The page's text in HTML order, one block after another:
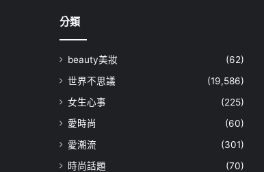
分類
beauty美妝
(62)
世界不思議
(19,586)
女生心事
(225)
愛時尚
(60)
愛潮流
(301)
時尚話題
(70)